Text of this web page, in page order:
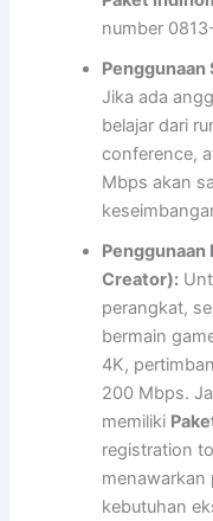
number
Penggunaan
Jika ada
belajar dari
conference,
Mbps akan
Penggunaan
Creator):
perangkat,
bermain
4K,
200 Mbps.
memiliki
registration
menawarkan
kebutuhan